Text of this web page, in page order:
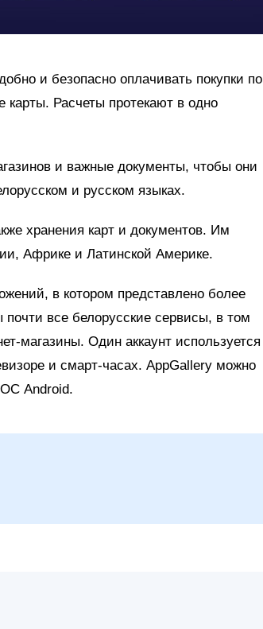
и безопасно оплачивать покупки по
карты. Расчеты протекают в одно
и важные документы, чтобы они
и русском языках.
хранения карт и документов. Им
Африке и Латинской Америке.
в котором представлено более
все белорусские сервисы, в том
магазины. Один аккаунт используется
и смарт-часах. AppGallery можно
Android.